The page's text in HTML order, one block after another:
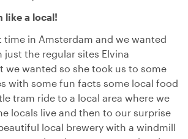
like a local!
time in Amsterdam and we wanted
just the regular sites Elvina
we wanted so she took us to some
with some fun facts some local food
tram ride to a local area where we
locals live and then to our surprise
local brewery with a windmill